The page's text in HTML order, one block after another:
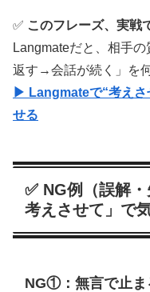
✅ このフレーズ、実戦
Langmateだと、相手
返す→会話が続く」を
▶ Langmateで“考えさ
せる
✅ NG例（誤解
考えさせて」で
NG①：無言で止ま